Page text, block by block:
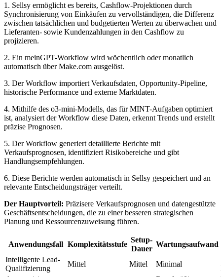
1. Sellsy ermöglicht es bereits, Cashflow-Projektionen durch
Synchronisierung von Einkäufen zu vervollständigen, die Differenz
zwischen tatsächlichen und budgetierten Werten zu überwachen und
Lieferanten- sowie Kundenzahlungen in den Cashflow zu
projizieren.
2. Ein meinGPT-Workflow wird wöchentlich oder monatlich
automatisch über Make.com ausgelöst.
3. Der Workflow importiert Verkaufsdaten, Opportunity-Pipeline,
historische Performance und externe Marktdaten.
4. Mithilfe des o3-mini-Modells, das für MINT-Aufgaben optimiert
ist, analysiert der Workflow diese Daten, erkennt Trends und erstellt
präzise Prognosen.
5. Der Workflow generiert detaillierte Berichte mit
Verkaufsprognosen, identifiziert Risikobereiche und gibt
Handlungsempfehlungen.
6. Diese Berichte werden automatisch in Sellsy gespeichert und an
relevante Entscheidungsträger verteilt.
Der Hauptvorteil: Präzisere Verkaufsprognosen und datengestützte
Geschäftsentscheidungen, die zu einer besseren strategischen
Planung und Ressourcenzuweisung führen.
Anwendungsfall Komplexitätsstufe
Setup-
Dauer
Wartungsaufwand
Intelligente Lead-
Qualifizierung
Mittel Mittel Minimal